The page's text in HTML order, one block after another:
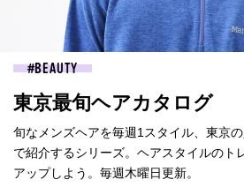
BEAUTY
東京最旬ヘアカタログ
旬なメンズヘアを毎週1スタイル、東京
で紹介するシリーズ。ヘアスタイルのト
アップしよう。毎週木曜日更新。